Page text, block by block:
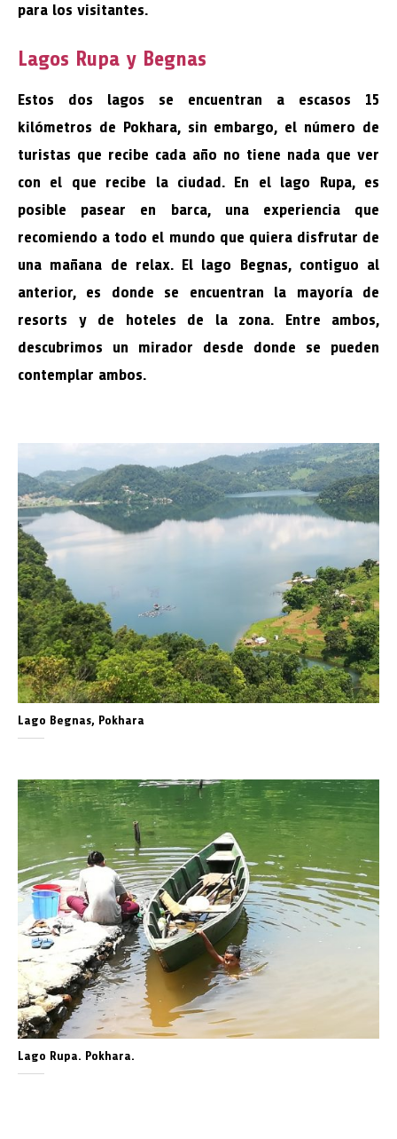
para los visitantes.
Lagos Rupa y Begnas
Estos dos lagos se encuentran a escasos 15
kilómetros de Pokhara, sin embargo, el número de
turistas que recibe cada año no tiene nada que ver
con el que recibe la ciudad. En el lago Rupa, es
posible pasear en barca, una experiencia que
recomiendo a todo el mundo que quiera disfrutar de
una mañana de relax. El lago Begnas, contiguo al
anterior, es donde se encuentran la mayoría de
resorts y de hoteles de la zona. Entre ambos,
descubrimos un mirador desde donde se pueden
contemplar ambos.
Lago Begnas, Pokhara
Lago Rupa. Pokhara.